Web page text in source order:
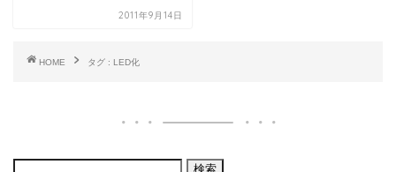
2011年9月14日
HOME タグ : LED化